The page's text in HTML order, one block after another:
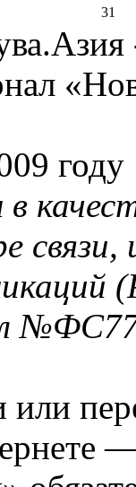
31
году
в